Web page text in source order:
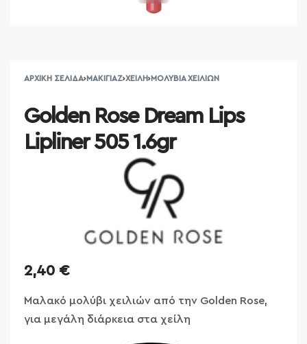
ΑΡΧΙΚΉ ΣΕΛΊΔΑ›ΜΑΚΙΓΙΆΖ›ΧΕΊΛΗ›ΜΟΛΎΒΙΑ ΧΕΙΛΙΏΝ
Golden Rose Dream Lips
Lipliner 505 1.6gr
2,40 €
Μαλακό μολύβι χειλιών από την Golden Rose,
για μεγάλη διάρκεια στα χείλη